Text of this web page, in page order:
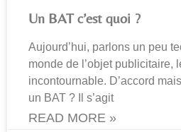
Un BAT c’est quoi ?
Aujourd’hui, parlons un peu
monde de l’objet publicitaire,
incontournable. D’accord
un BAT ? Il s’agit
READ MORE »